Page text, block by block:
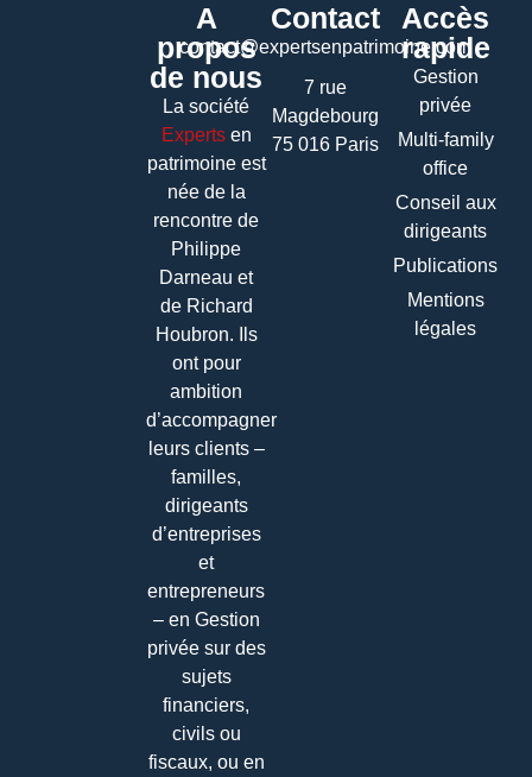
A
propos
de nous
La société
Expertsen
patrimoine est
née de la
rencontre de
Philippe
Darneau et
de Richard
Houbron. Ils
ont pour
ambition
d’accompagner
leurs clients –
familles,
dirigeants
d’entreprises
et
entrepreneurs
– en Gestion
privée sur des
sujets
financiers,
civils ou
fiscaux, ou en
Contact
contact@expertsenpatrimoine.com
7 rue
Magdebourg
75 016 Paris
Accès
rapide
Gestion
privée
Multi-family
office
Conseil aux
dirigeants
Publications
Mentions
légales